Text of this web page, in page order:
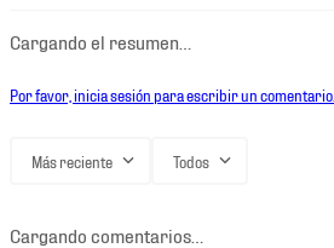
Cargando el resumen…
Por favor, inicia sesión para escribir un comentario.
Más reciente Todos
Cargando comentarios…